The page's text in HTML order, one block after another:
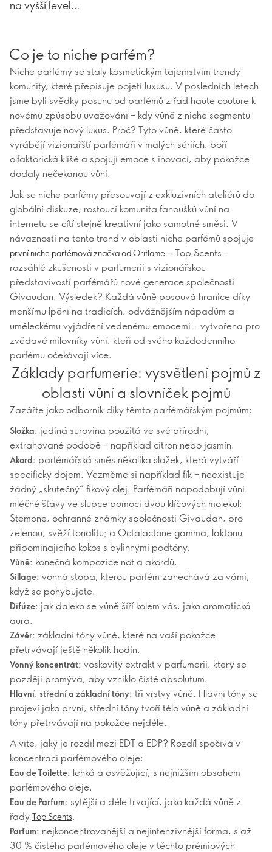
na vyšší level…
Co je to niche parfém?
Niche parfémy se staly kosmetickým tajemstvím trendy
komunity, které přepisuje pojetí luxusu. V posledních letech
jsme byli svědky posunu od parfémů z řad haute couture k
novému způsobu uvažování – kdy vůně z niche segmentu
představuje nový luxus. Proč? Tyto vůně, které často
vyrábějí vizionářští parfémáři v malých sériích, boří
olfaktorická klišé a spojují emoce s inovací, aby pokožce
dodaly nečekanou vůni.
Jak se niche parfémy přesouvají z exkluzivních ateliérů do
globální diskuze, rostoucí komunita fanoušků vůní na
internetu se cítí stejně kreativní jako samotné směsi. V
návaznosti na tento trend v oblasti niche parfémů spojuje
první niche parfémová značka od Oriflame – Top Scents –
rozsáhlé zkušenosti v parfumerii s vizionářskou
představivostí parfémářů nové generace společnosti
Givaudan. Výsledek? Každá vůně posouvá hranice díky
menšímu lpění na tradicích, odvážnějším nápadům a
uměleckému vyjádření vedenému emocemi – vytvořena pro
zvědavé milovníky vůní, kteří od svého každodenního
parfému očekávají více.
Základy parfumerie: vysvětlení pojmů z
oblasti vůní a slovníček pojmů
Zazářte jako odborník díky těmto parfémářským pojmům:
Složka: jediná surovina použitá ve své přírodní,
extrahované podobě – například citron nebo jasmín.
Akord: parfémářská směs několika složek, která vytváří
specifický dojem. Vezměme si například fík – neexistuje
žádný „skutečný“ fíkový olej. Parfémáři napodobují vůni
mléčné šťávy ve slupce pomocí dvou klíčových molekul:
Stemone, ochranné známky společnosti Givaudan, pro
zelenou, svěží tonalitu; a Octalactone gamma, laktonu
připomínajícího kokos s bylinnými podtóny.
Vůně: konečná kompozice not a akordů.
Sillage: vonná stopa, kterou parfém zanechává za vámi,
když se pohybujete.
Difúze: jak daleko se vůně šíří kolem vás, jako aromatická
aura.
Závěr: základní tóny vůně, které na vaší pokožce
přetrvávají ještě několik hodin.
Vonný koncentrát: voskovitý extrakt v parfumerii, který se
později promývá, aby vzniklo čisté absolutum.
Hlavní, střední a základní tóny: tři vrstvy vůně. Hlavní tóny se
projeví jako první, střední tóny tvoří tělo vůně a základní
tóny přetrvávají na pokožce nejdéle.
A víte, jaký je rozdíl mezi EDT a EDP? Rozdíl spočívá v
koncentraci parfémového oleje:
Eau de Toilette: lehká a osvěžující, s nejnižším obsahem
parfémového oleje.
Eau de Parfum: sytější a déle trvající, jako každá vůně z
řady Top Scents.
Parfum: nejkoncentrovanější a nejintenzivnější forma, s až
30 % čistého parfémového oleje v těchto prémiových